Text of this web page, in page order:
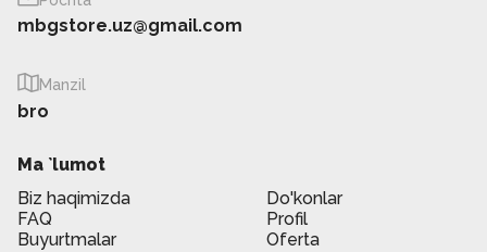
mbgstore.uz@gmail.com
Manzil
bro
Ma `lumot
Biz haqimizda
Do'konlar
FAQ
Profil
Buyurtmalar
Oferta